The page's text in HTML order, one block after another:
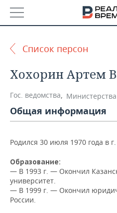
ТАТАРСТАН
УДМУРТИЯ
АНАЛИТИКА
НОВОСТИ АНАЛИТИКИ
ВУЗЫ ТАТАРСТАНА
КОМУ ПРИНАДЛЕЖАТ
ТОРГОВЫЕ ЦЕНТРЫ
ЭКОНОМИКА
БАНКИ
БЮДЖЕТ
ПРОМЫШЛЕННОСТИ
АГРОПРОМ
МАШИНОСТРОЕНИЕ
НОВОСТИ
АВТО
НОВОСТИ АВТО
БИЗНЕС
Список персон
Хохорин Артем
Гос. ведомства, Министерства
Общая информация
Родился 30 июля 1970 года в г.
Образование:
— В 1993 г. — Окончил
университет.
— В 1999 г. — Окончил
России.